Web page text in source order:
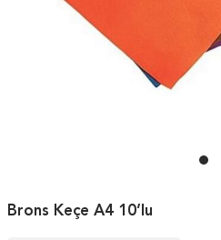
Brons Keçe A4 10’lu